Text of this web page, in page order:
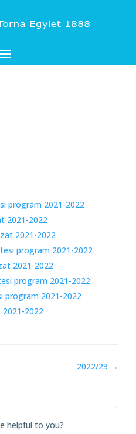
program 2021-2022
2021-2022
2021-2022
program 2021-2022
2021-2022
program 2021-2022
program 2021-2022
2022
2022/23 →
helpful to you?